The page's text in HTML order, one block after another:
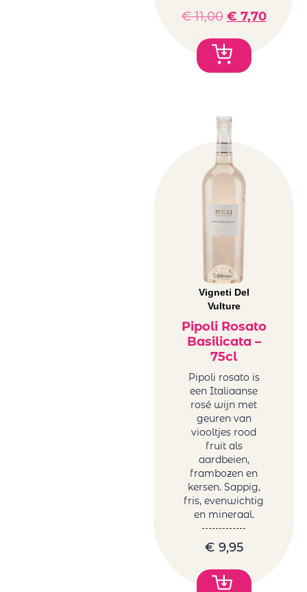
€11,00 € 7,70
Vigneti Del
Vulture
Pipoli Rosato
Basilicata –
75cl
Pipoli rosato is
een Italiaanse
rosé wijn met
geuren van
viooltjes rood
fruit als
aardbeien,
frambozen en
kersen. Sappig,
fris, evenwichtig
en mineraal.
€ 9,95